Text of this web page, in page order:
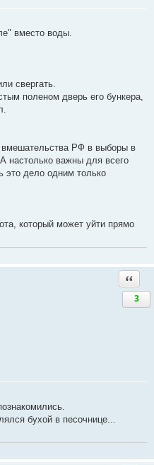
вместо воды.
свергать.
поленом дверь его бункера,
РФ в выборы в
важны для всего
это дело одним только
который может уйти прямо
3
бухой в песочнице...